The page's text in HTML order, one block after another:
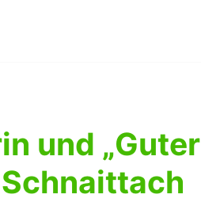
und „Guter
Schnaittach